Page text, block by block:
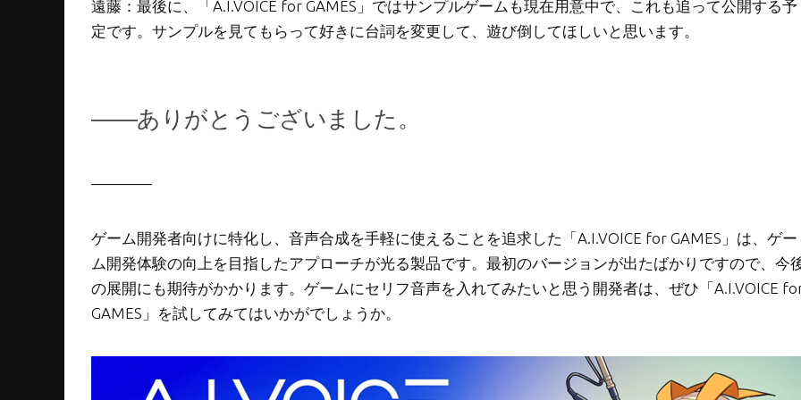
遠藤：最後に、「A.I.VOICE for GAMES」ではサンプルゲームも現在用意中で、これも追って公開する予
定です。サンプルを見てもらって好きに台詞を変更して、遊び倒してほしいと思います。
――ありがとうございました。
――――
ゲーム開発者向けに特化し、音声合成を手軽に使えることを追求した「A.I.VOICE for GAMES」は、ゲー
ム開発体験の向上を目指したアプローチが光る製品です。最初のバージョンが出たばかりですので、今
の展開にも期待がかかります。ゲームにセリフ音声を入れてみたいと思う開発者は、ぜひ「A.I.VOICE
GAMES」を試してみてはいかがでしょうか。